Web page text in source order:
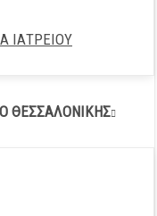
ΙΑΤΡΕΙΟΥ
ΘΕΣΣΑΛΟΝΙΚΗΣ